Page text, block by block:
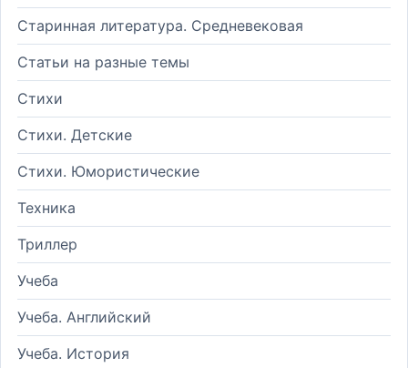
Старинная литература. Средневековая
Статьи на разные темы
Стихи
Стихи. Детские
Стихи. Юмористические
Техника
Триллер
Учеба
Учеба. Английский
Учеба. История